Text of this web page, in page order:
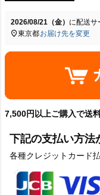
2026/08/21（金） に配送サ
東京都お届け先を変更
7,500円以上ご購入で送
下記の支払い方法
各種クレジットカード